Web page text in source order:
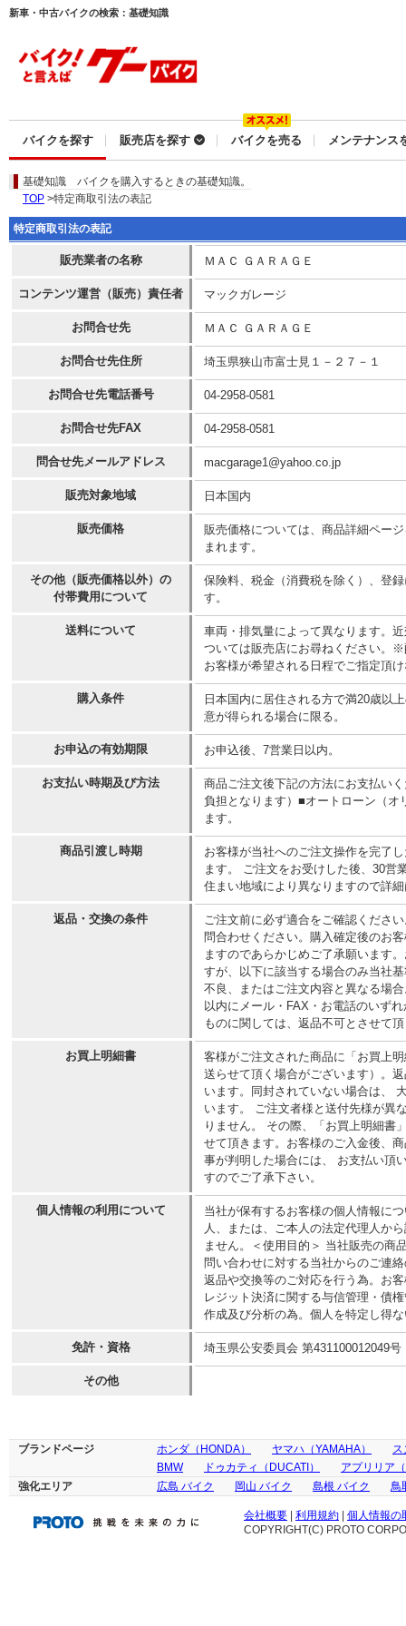
新車・中古バイクの検索：基礎知識
バイクを探す 販売店を探す バイクを売る メンテナンス
基礎知識 バイクを購入するときの基礎知識。
TOP >特定商取引法の表記
特定商取引法の表記
販売業者の名称 ＭＡＣ ＧＡＲＡＧＥ
コンテンツ運営（販売）責任者 マックガレージ
お問合せ先 ＭＡＣ ＧＡＲＡＧＥ
お問合せ先住所 埼玉県狭山市富士見１－２７－１
お問合せ先電話番号 04-2958-0581
お問合せ先FAX 04-2958-0581
問合せ先メールアドレス macgarage1@yahoo.co.jp
販売対象地域 日本国内
販売価格
販売価格については、商品詳細ペー
まれます。
その他（販売価格以外）の
付帯費用について
保険料、税金（消費税を除く）、登
す。
送料について
車両・排気量によって異なります。
ついては販売店にお尋ねください。
お客様が希望される日程でご指定頂
購入条件
日本国内に居住される方で満20歳以
意が得られる場合に限る。
お申込の有効期限 お申込後、7営業日以内。
お支払い時期及び方法
商品ご注文後下記の方法にお支払い
負担となります）■オートローン（オ
ます。
商品引渡し時期
お客様が当社へのご注文操作を完了
ます。 ご注文をお受けした後、30
住まい地域により異なりますので詳
返品・交換の条件
ご注文前に必ず適合をご確認くださ
問合わせください。購入確定後のお
ますのであらかじめご了承願います
すが、以下に該当する場合のみ当社
不良、またはご注文内容と異なる場
以内にメール・FAX・お電話のいず
ものに関しては、返品不可とさせて
お買上明細書
客様がご注文された商品に「お買上
送らせて頂く場合がございます）。
います。同封されていない場合は、
います。 ご注文者様と送付先様が異
りません。 その際、「お買上明細書
せて頂きます。お客様のご入金後、
事が判明した場合には、 お支払い頂
すのでご了承下さい。
個人情報の利用について
当社が保有するお客様の個人情報に
人、または、ご本人の法定代理人か
ません。＜使用目的＞ 当社販売の商
問い合わせに対する当社からのご連
返品や交換等のご対応を行う為。お
レジット決済に関する与信管理・債
作成及び分析の為。個人を特定し得
免許・資格 埼玉県公安委員会 第431100012049号
その他
ブランドページ ホンダ（HONDA） ヤマハ（YAMAHA）
ス
BMW
ドゥカティ（DUCATI）
アプリリア
強化エリア
広島 バイク 岡山 バイク 島根 バイク 鳥
会社概要 利用規約
個人情報の
COPYRIGHT(C) PROTO